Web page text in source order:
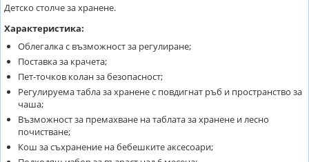
Детско столче за хранене.
Характеристика:
Облегалка с възможност за регулиране;
Поставка за крачета;
Пет-точков колан за безопасност;
Регулируема табла за хранене с повдигнат ръб и пространство за
чаша;
Възможност за премахване на таблата за хранене и лесно
почистване;
Кош за съхранение на бебешките аксесоари;